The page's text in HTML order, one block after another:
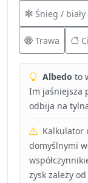
Śnieg /
Trawa
Albedo to
Im jaśniejsza
odbija na
Kalkulator
domyślnymi
zysk zależy